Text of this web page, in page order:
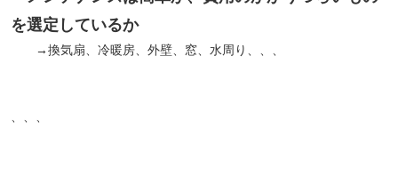
を選定しているか
→換気扇、冷暖房、外壁、窓、水周り、、、